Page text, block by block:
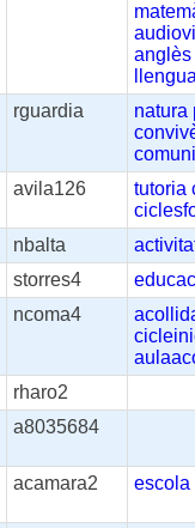
anglès
rguardia natura
avila126 tutoria
nbalta
storres4
ncoma4
rharo2
a8035684
acamara2 escola